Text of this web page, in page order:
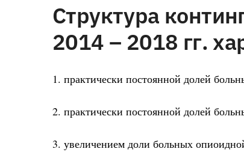
Структура
2014 – 2018 гг.
1. практически постоянной долей
2. практически постоянной долей
3. увеличением доли больных